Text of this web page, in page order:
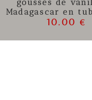
gousses de
Madagascar en
10.00 €